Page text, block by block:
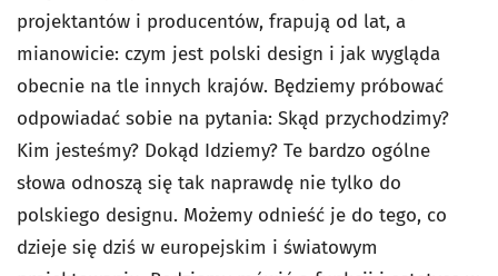
projektantów i producentów, frapują od lat, a
mianowicie: czym jest polski design i jak wygląda
obecnie na tle innych krajów. Będziemy próbować
odpowiadać sobie na pytania: Skąd przychodzimy?
Kim jesteśmy? Dokąd Idziemy? Te bardzo ogólne
słowa odnoszą się tak naprawdę nie tylko do
polskiego designu. Możemy odnieść je do tego, co
dzieje się dziś w europejskim i światowym